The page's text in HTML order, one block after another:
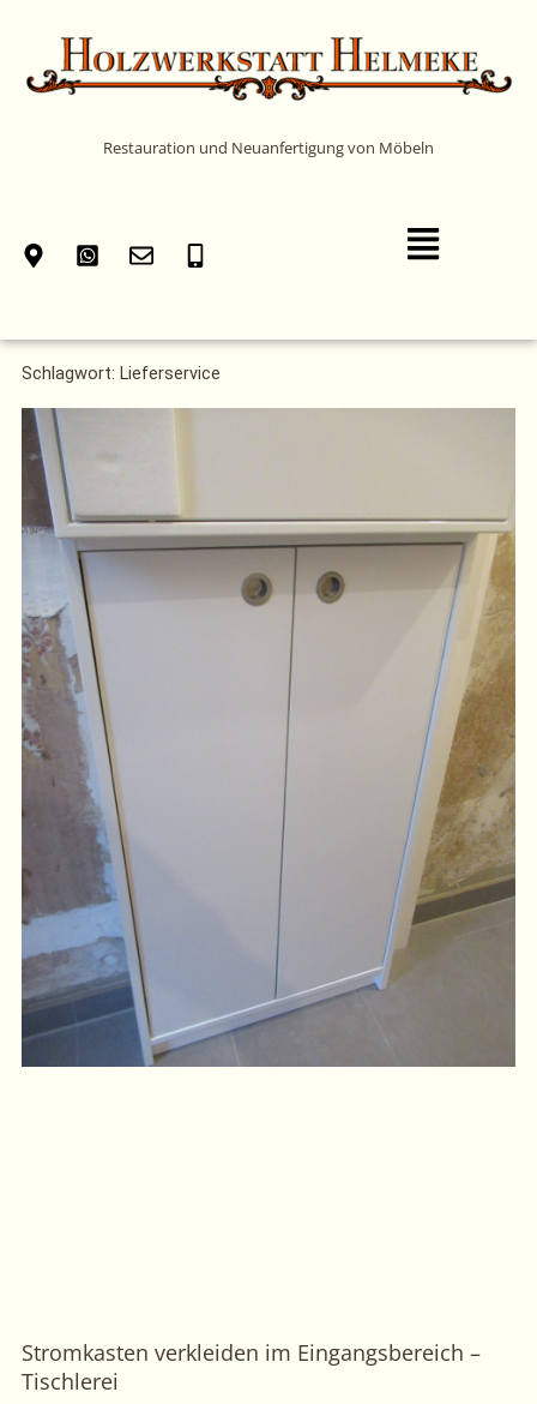
springen
Restauration und Neuanfertigung von Möbeln
Main
Menu
Schlagwort: Lieferservice
Stromkasten verkleiden im Eingangsbereich –
Tischlerei